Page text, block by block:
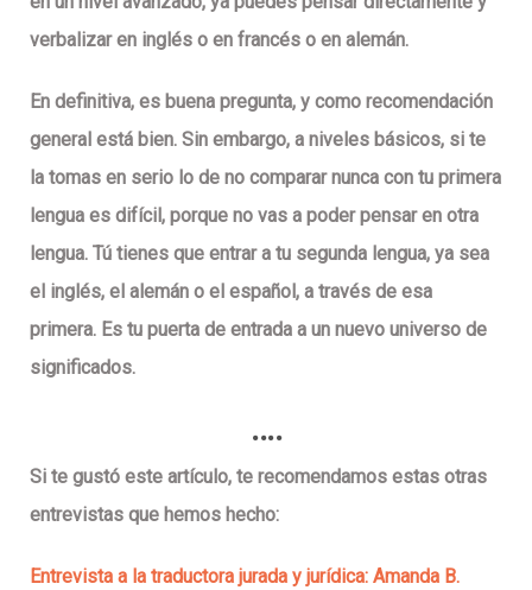
verbalizar en inglés o en francés o en alemán.
En definitiva, es buena pregunta, y como recomendación
general está bien. Sin embargo, a niveles básicos, si te
la tomas en serio lo de no comparar nunca con tu primera
lengua es difícil, porque no vas a poder pensar en otra
lengua. Tú tienes que entrar a tu segunda lengua, ya sea
el inglés, el alemán o el español, a través de esa
primera. Es tu puerta de entrada a un nuevo universo de
significados.
….
Si te gustó este artículo, te recomendamos estas otras
entrevistas que hemos hecho:
Entrevista a la traductora jurada y jurídica: Amanda B.